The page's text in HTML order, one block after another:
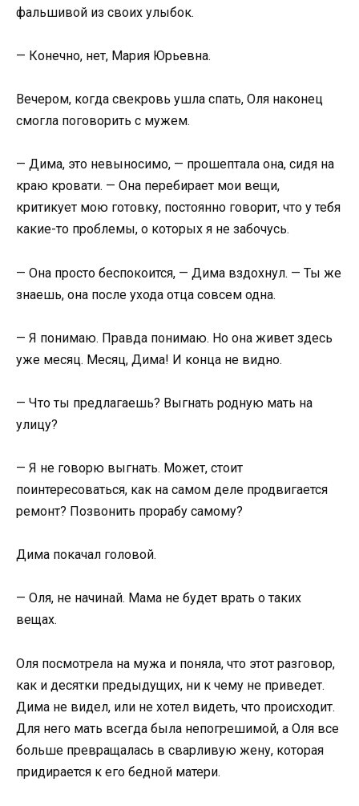
фальшивой из своих улыбок.
— Конечно, нет, Мария Юрьевна.
Вечером, когда свекровь ушла спать, Оля наконец
смогла поговорить с мужем.
— Дима, это невыносимо, — прошептала она, сидя на
краю кровати. — Она перебирает мои вещи,
критикует мою готовку, постоянно говорит, что у тебя
какие-то проблемы, о которых я не забочусь.
— Она просто беспокоится, — Дима вздохнул. — Ты же
знаешь, она после ухода отца совсем одна.
— Я понимаю. Правда понимаю. Но она живет здесь
уже месяц. Месяц, Дима! И конца не видно.
— Что ты предлагаешь? Выгнать родную мать на
улицу?
— Я не говорю выгнать. Может, стоит
поинтересоваться, как на самом деле продвигается
ремонт? Позвонить прорабу самому?
Дима покачал головой.
— Оля, не начинай. Мама не будет врать о таких
вещах.
Оля посмотрела на мужа и поняла, что этот разговор,
как и десятки предыдущих, ни к чему не приведет.
Дима не видел, или не хотел видеть, что происходит.
Для него мать всегда была непогрешимой, а Оля все
больше превращалась в сварливую жену, которая
придирается к его бедной матери.